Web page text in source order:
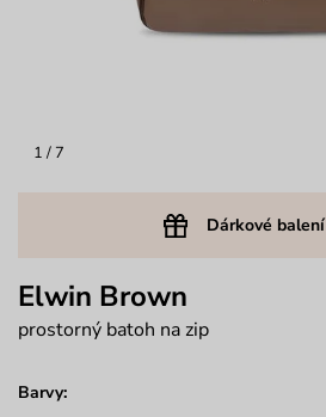
1 / 7
Dárkové balení
Elwin Brown
prostorný batoh na zip
Barvy: